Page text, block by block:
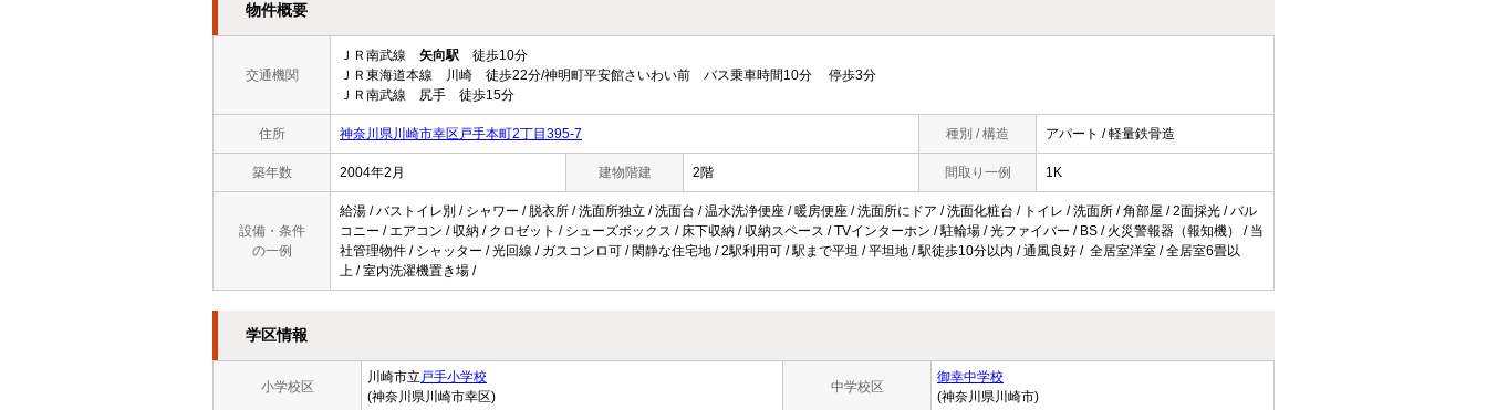
物件概要
交通機関
ＪＲ南武線 矢向駅 徒歩10分
ＪＲ東海道本線 川崎 徒歩22分/神明町平安館さいわい前 バス乗車時間10分 停歩3分
ＪＲ南武線 尻手 徒歩15分
住所 神奈川県川崎市幸区戸手本町2丁目395-7 種別 / 構造 アパート / 軽量鉄骨造
築年数 2004年2月 建物階建 2階 間取り一例 1K
設備・条件
の一例
給湯 / バストイレ別 / シャワー / 脱衣所 / 洗面所独立 / 洗面台 / 温水洗浄便座 / 暖房便座 / 洗面所にドア / 洗面化粧台 / トイレ / 洗面所 / 角部屋 / 2面採光 / バル
コニー / エアコン / 収納 / クロゼット / シューズボックス / 床下収納 / 収納スペース / TVインターホン / 駐輪場 / 光ファイバー / BS / 火災警報器（報知機） / 当
社管理物件 / シャッター / 光回線 / ガスコンロ可 / 閑静な住宅地 / 2駅利用可 / 駅まで平坦 / 平坦地 / 駅徒歩10分以内 / 通風良好 / 全居室洋室 / 全居室6畳以
上 / 室内洗濯機置き場 /
学区情報
小学校区
川崎市立 戸手小学校
(神奈川県川崎市幸区)
中学校区
御幸中学校
(神奈川県川崎市)